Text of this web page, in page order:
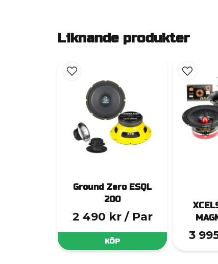
Liknande produkter
Ground Zero ESQL
200
2 490 kr / Par
KÖP 3